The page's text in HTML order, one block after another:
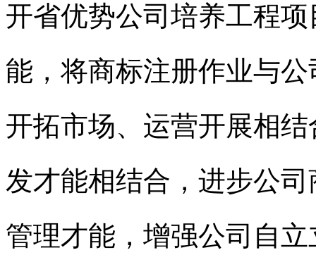
开省优势公司培养工程
能，将商标注册作业与
开拓市场、运营开展相结
发才能相结合，进步公司
管理才能，增强公司自